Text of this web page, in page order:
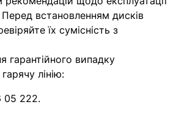
часом
Перед встановленням дисків
їх сумісність з
гарантійного випадку
лінію:
05 222.